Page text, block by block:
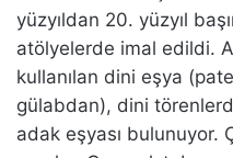
yüzyıldan 20. yüzyıl
atölyelerde imal edildi.
kullanılan dini eşya
gülabdan), dini
adak eşyası bulunuyor.